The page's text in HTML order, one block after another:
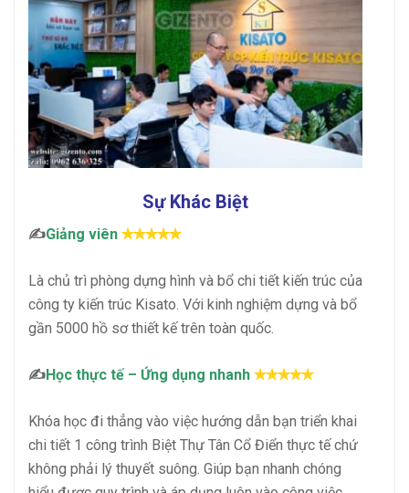
Sự Khác Biệt
✍Giảng viên ✯✯✯✯✯
Là chủ trì phòng dựng hình và bổ chi tiết kiến trúc của
công ty kiến trúc Kisato. Với kinh nghiệm dựng và bổ
gần 5000 hồ sơ thiết kế trên toàn quốc.
✍Học thực tế – Ứng dụng nhanh ✯✯✯✯✯
Khóa học đi thẳng vào việc hướng dẫn bạn triển khai
chi tiết 1 công trình Biệt Thự Tân Cổ Điển thực tế chứ
không phải lý thuyết suông. Giúp bạn nhanh chóng